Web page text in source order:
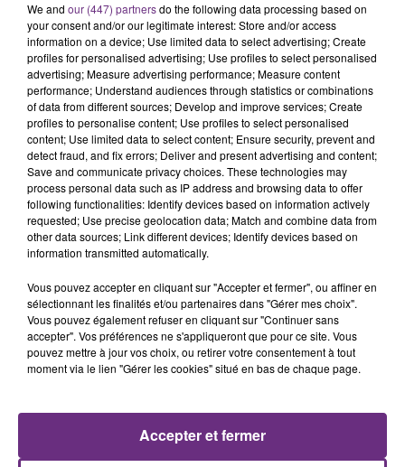
L'INSPECTION DU TRAVAIL RAPPELLE À
L'ORDRE SUR LES CONDITIONS DE...
Alors que les dates de début des vendange 2026
s'est avéré être plus précoce que prévu,
l'inspection du Travail en profite pour rappeler
les conditions de...
UN FEU DE REMORQUE BLOQUE LA
CIRCULATION DANS LES ARDENNES
Un feu de remorque s'est déclaré ce mercredi en
fin de matinée sur l'A34.
We and our (447) partnersdo the following data processing based on
your consent and/or our legitimate interest: Store and/or access
information on a device; Use limited data to select advertising; Create
profiles for personalised advertising; Use profiles to select personalised
advertising; Measure advertising performance; Measure content
performance; Understand audiences through statistics or combinations
of data from different sources; Develop and improve services; Create
profiles to personalise content; Use profiles to select personalised
content; Use limited data to select content; Ensure security, prevent and
detect fraud, and fix errors; Deliver and present advertising and content;
Save and communicate privacy choices. These technologies may
process personal data such as IP address and browsing data to offer
following functionalities: Identify devices based on information actively
requested; Use precise geolocation data; Match and combine data from
other data sources; Link different devices; Identify devices based on
information transmitted automatically.
Vous pouvez accepter en cliquant sur "Accepter et fermer", ou affiner en
sélectionnant les finalités et/ou partenaires dans "Gérer mes choix".
Vous pouvez également refuser en cliquant sur "Continuer sans
accepter". Vos préférences ne s'appliqueront que pour ce site. Vous
pouvez mettre à jour vos choix, ou retirer votre consentement à tout
moment via le lien "Gérer les cookies" situé en bas de chaque page.
Accepter et fermer